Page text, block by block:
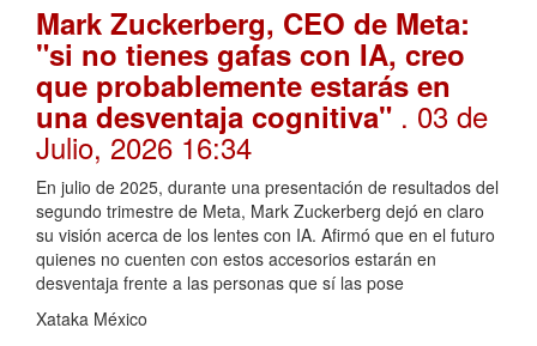
Mark Zuckerberg, CEO de Meta:
"si no tienes gafas con IA, creo
que probablemente estarás en
una desventaja cognitiva" . 03 de
Julio, 2026 16:34
En julio de 2025, durante una presentación de resultados del
segundo trimestre de Meta, Mark Zuckerberg dejó en claro
su visión acerca de los lentes con IA. Afirmó que en el futuro
quienes no cuenten con estos accesorios estarán en
desventaja frente a las personas que sí las pose
Xataka México